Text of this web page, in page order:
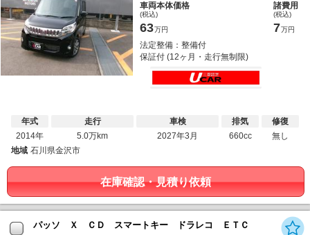
車両本体価格
(税込)
63万円
諸費用
(税込)
7万円
法定整備：整備付
保証付 (12ヶ月・走行無制限)
年式
2014年
走行
5.0万km
車検
2027年3月
排気
660cc
修復
無し
地域 石川県金沢市
在庫確認・見積り依頼
パッソ Ｘ ＣＤ スマートキー ドラレコ ＥＴＣ